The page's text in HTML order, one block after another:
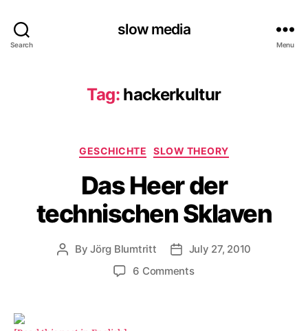
Search
slow media
Menu
Tag: hackerkultur
Categories
GESCHICHTE SLOW THEORY
Das Heer der
technischen Sklaven
PostByJörg Blumtritt
PostJuly 27, 2010
6 Commentson